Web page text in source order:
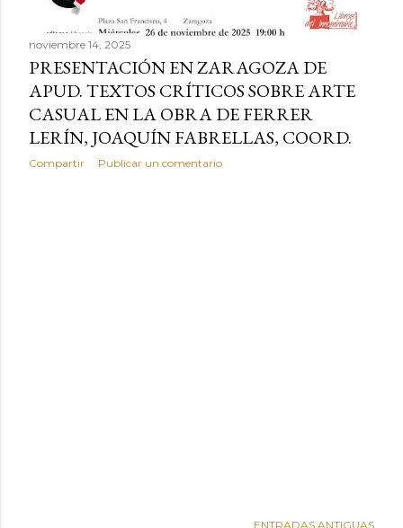
noviembre 14, 2025
PRESENTACIÓN EN ZARAGOZA DE
APUD. TEXTOS CRÍTICOS SOBRE ARTE
CASUAL EN LA OBRA DE FERRER
LERÍN, JOAQUÍN FABRELLAS, COORD.
Compartir Publicar un comentario
ENTRADAS ANTIGUAS